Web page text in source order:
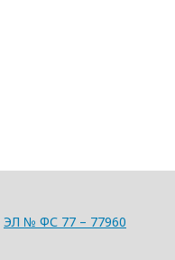
ЭЛ № ФС 77 – 77960